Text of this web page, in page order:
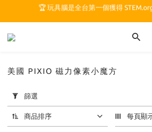
🏆 玩具腦是全台第一個獲得
🏆 玩具腦是全台第一個獲得
用
篩
選
(0/20)
美國 PIXIO 磁力像素小魔方
篩選
商品排序 每頁顯